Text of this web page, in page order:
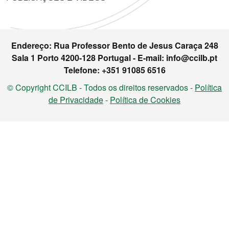
Endereço: Rua Professor Bento de Jesus Caraça 248
Sala 1 Porto 4200-128 Portugal - E-mail: info@ccilb.pt
Telefone: +351 91085 6516
© Copyright CCILB - Todos os direitos reservados - Política
de Privacidade- Política de Cookies